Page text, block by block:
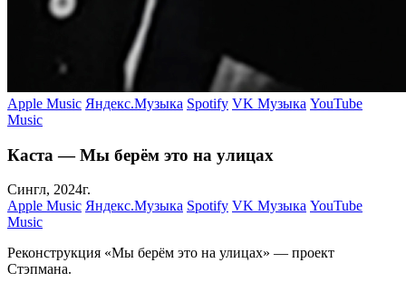
Apple Music Яндекс.Музыка Spotify VK Музыка YouTube
Music
Каста — Мы берём это на улицах
Сингл, 2024г.
Apple Music Яндекс.Музыка Spotify VK Музыка YouTube
Music
Реконструкция «Мы берём это на улицах» — проект
Стэпмана.